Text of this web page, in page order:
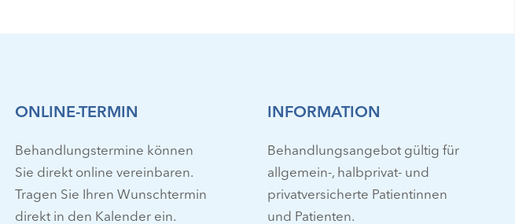
ONLINE-TERMIN
Behandlungstermine können
Sie direkt online vereinbaren.
Tragen Sie Ihren Wunschtermin
direkt in den Kalender ein.
INFORMATION
Behandlungsangebot gültig für
allgemein-, halbprivat- und
privatversicherte Patientinnen
und Patienten.